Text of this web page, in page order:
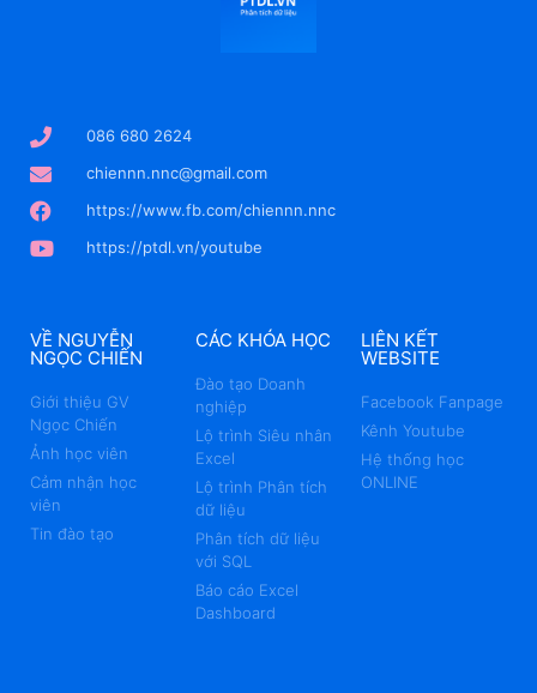
086 680 2624
chiennn.nnc@gmail.com
https://www.fb.com/chiennn.nnc
https://ptdl.vn/youtube
VỀ NGUYỄN
NGỌC CHIẾN
Giới thiệu GV
Ngọc Chiến
Ảnh học viên
Cảm nhận học
viên
Tin đào tạo
CÁC KHÓA HỌC
Đào tạo Doanh
nghiệp
Lộ trình Siêu nhân
Excel
Lộ trình Phân tích
dữ liệu
Phân tích dữ liệu
với SQL
Báo cáo Excel
Dashboard
LIÊN KẾT
WEBSITE
Facebook Fanpage
Kênh Youtube
Hệ thống học
ONLINE